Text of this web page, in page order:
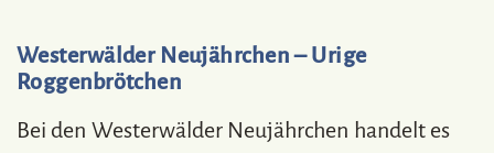
Westerwälder Neujährchen – Urige
Roggenbrötchen
Bei den Westerwälder Neujährchen handelt es